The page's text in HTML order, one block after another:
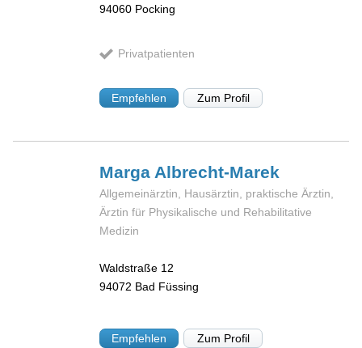
94060 Pocking
Privatpatienten
Empfehlen Zum Profil
Marga Albrecht-Marek
Allgemeinärztin, Hausärztin, praktische Ärztin,
Ärztin für Physikalische und Rehabilitative
Medizin
Waldstraße 12
94072 Bad Füssing
Empfehlen Zum Profil